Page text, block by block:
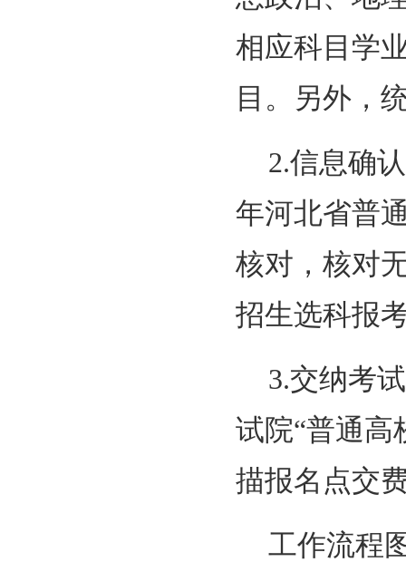
相应科目学
目。另外，
2.信息确
年河北省普
核对，核对
招生选科报
3.交纳考
试院“普通高
描报名点交
工作流程